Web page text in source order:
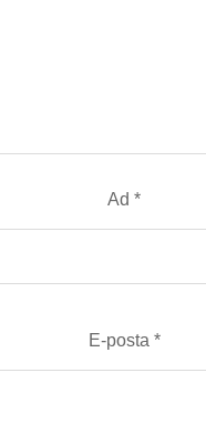
Ad *
E-posta *